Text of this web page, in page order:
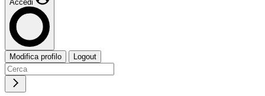
Accedi
Modifica profilo Logout